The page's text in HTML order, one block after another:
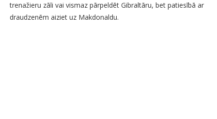
trenažieru zāli vai vismaz pārpeldēt Gibraltāru, bet patiesībā ar
draudzenēm aiziet uz Makdonaldu.